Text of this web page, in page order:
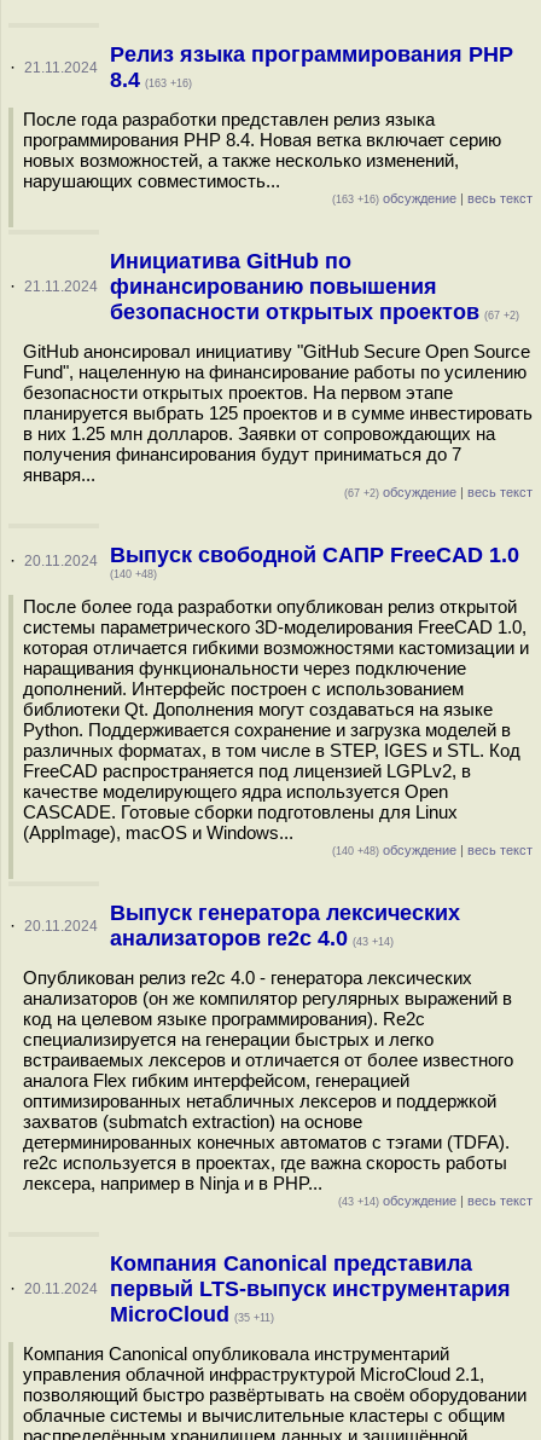
· 21.11.2024
Релиз языка программирования PHP
8.4 (163 +16)
После года разработки представлен релиз языка
программирования PHP 8.4. Новая ветка включает серию
новых возможностей, а также несколько изменений,
нарушающих совместимость...
(163 +16) обсуждение | весь текст
· 21.11.2024
Инициатива GitHub по
финансированию повышения
безопасности открытых проектов (67 +2)
GitHub анонсировал инициативу "GitHub Secure Open Source
Fund", нацеленную на финансирование работы по усилению
безопасности открытых проектов. На первом этапе
планируется выбрать 125 проектов и в сумме инвестировать
в них 1.25 млн долларов. Заявки от сопровождающих на
получения финансирования будут приниматься до 7
января...
(67 +2) обсуждение | весь текст
· 20.11.2024 Выпуск свободной САПР FreeCAD 1.0
(140 +48)
После более года разработки опубликован релиз открытой
системы параметрического 3D-моделирования FreeCAD 1.0,
которая отличается гибкими возможностями кастомизации и
наращивания функциональности через подключение
дополнений. Интерфейс построен с использованием
библиотеки Qt. Дополнения могут создаваться на языке
Python. Поддерживается сохранение и загрузка моделей в
различных форматах, в том числе в STEP, IGES и STL. Код
FreeCAD распространяется под лицензией LGPLv2, в
качестве моделирующего ядра используется Open
CASCADE. Готовые сборки подготовлены для Linux
(AppImage), macOS и Windows...
(140 +48) обсуждение | весь текст
· 20.11.2024
Выпуск генератора лексических
анализаторов re2c 4.0 (43 +14)
Опубликован релиз re2c 4.0 - генератора лексических
анализаторов (он же компилятор регулярных выражений в
код на целевом языке программирования). Re2c
специализируется на генерации быстрых и легко
встраиваемых лексеров и отличается от более известного
аналога Flex гибким интерфейсом, генерацией
оптимизированных нетабличных лексеров и поддержкой
захватов (submatch extraction) на основе
детерминированных конечных автоматов с тэгами (TDFA).
re2c используется в проектах, где важна скорость работы
лексера, например в Ninja и в PHP...
(43 +14) обсуждение | весь текст
· 20.11.2024
Компания Canonical представила
первый LTS-выпуск инструментария
MicroCloud
(35 +11)
Компания Canonical опубликовала инструментарий
управления облачной инфраструктурой MicroCloud 2.1,
позволяющий быстро развёртывать на своём оборудовании
облачные системы и вычислительные кластеры с общим
распределённым хранилищем данных и защищённой